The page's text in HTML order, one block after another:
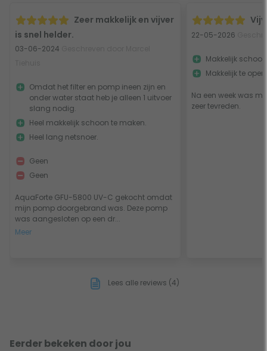
Zeer makkelijk en vijver
is snel helder.
03-06-2024
AquaForte GFU-5800 UV-C gekocht omdat
mijn pomp doorgebrand was. Deze pomp
was aangesloten op een dr...
Meer
Omdat het filter en pomp ineen zijn en
onder water staat heb je alleen 1 uitvoer
slang nodig.
Heel makkelijk schoon te maken.
Heel lang netsnoer.
Geen
Geen
22-05-2026
Na een week was
zeer tevreden.
Makkelijk
Makkelijk te
Lees alle reviews (4)
Eerder bekeken door jou